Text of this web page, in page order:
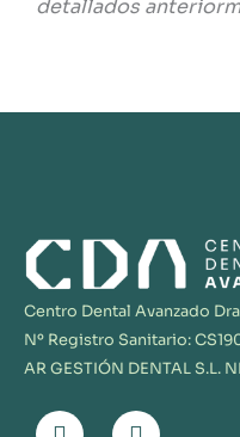
detallados
Centro Dental Avanzado
Nº Registro Sanitario:
AR GESTIÓN DENTAL S.L.
F
I